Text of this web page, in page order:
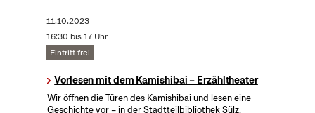
11.10.2023
16:30 bis 17 Uhr
Eintritt frei
Vorlesen mit dem Kamishibai – Erzähltheater
Wir öffnen die Türen des Kamishibai und lesen eine
Geschichte vor – in der Stadtteilbibliothek Sülz.